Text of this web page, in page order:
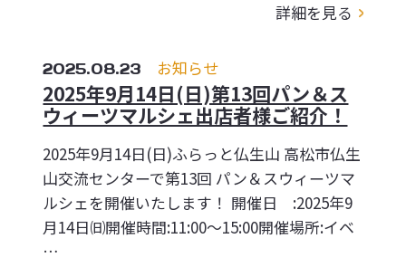
詳細を見る
2025.08.23 お知らせ
2025年9月14日(日)第13回パン＆ス
ウィーツマルシェ出店者様ご紹介！
2025年9月14日(日)ふらっと仏生山 高松市仏生
山交流センターで第13回 パン＆スウィーツマ
ルシェを開催いたします！ 開催日 :2025年9
月14日㈰開催時間:11:00～15:00開催場所:イベ
…